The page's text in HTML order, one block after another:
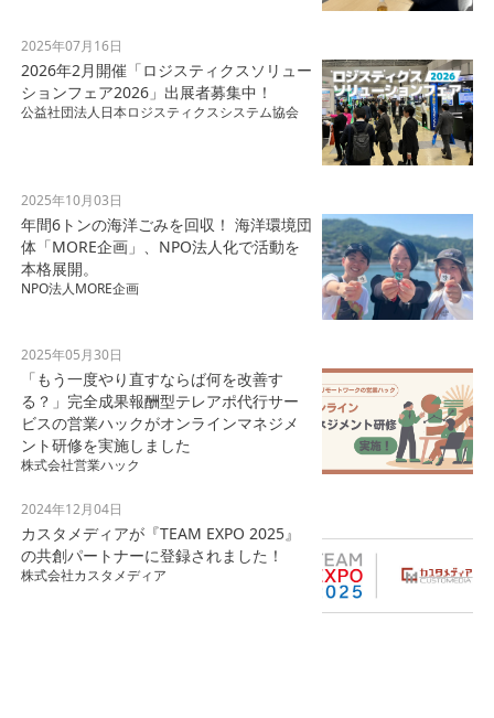
2025年07月16日
2026年2月開催「ロジスティクスソリュー
ションフェア2026」出展者募集中！
公益社団法人日本ロジスティクスシステム協会
2025年10月03日
年間6トンの海洋ごみを回収！ 海洋環境団
体「MORE企画」、NPO法人化で活動を
本格展開。
NPO法人MORE企画
2025年05月30日
「もう一度やり直すならば何を改善す
る？」完全成果報酬型テレアポ代行サー
ビスの営業ハックがオンラインマネジメ
ント研修を実施しました
株式会社営業ハック
2024年12月04日
カスタメディアが『TEAM EXPO 2025』
の共創パートナーに登録されました！
株式会社カスタメディア